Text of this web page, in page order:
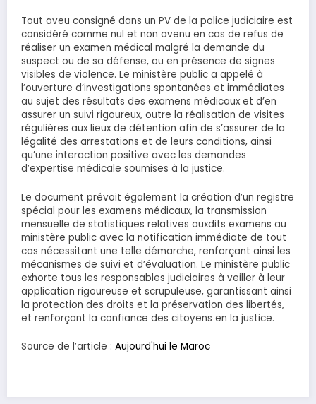
Tout aveu consigné dans un PV de la police judiciaire est
considéré comme nul et non avenu en cas de refus de
réaliser un examen médical malgré la demande du
suspect ou de sa défense, ou en présence de signes
visibles de violence. Le ministère public a appelé à
l’ouverture d’investigations spontanées et immédiates
au sujet des résultats des examens médicaux et d’en
assurer un suivi rigoureux, outre la réalisation de visites
régulières aux lieux de détention afin de s’assurer de la
légalité des arrestations et de leurs conditions, ainsi
qu’une interaction positive avec les demandes
d’expertise médicale soumises à la justice.
Le document prévoit également la création d’un registre
spécial pour les examens médicaux, la transmission
mensuelle de statistiques relatives auxdits examens au
ministère public avec la notification immédiate de tout
cas nécessitant une telle démarche, renforçant ainsi les
mécanismes de suivi et d’évaluation. Le ministère public
exhorte tous les responsables judiciaires à veiller à leur
application rigoureuse et scrupuleuse, garantissant ainsi
la protection des droits et la préservation des libertés,
et renforçant la confiance des citoyens en la justice.
Source de l’article : Aujourd'hui le Maroc